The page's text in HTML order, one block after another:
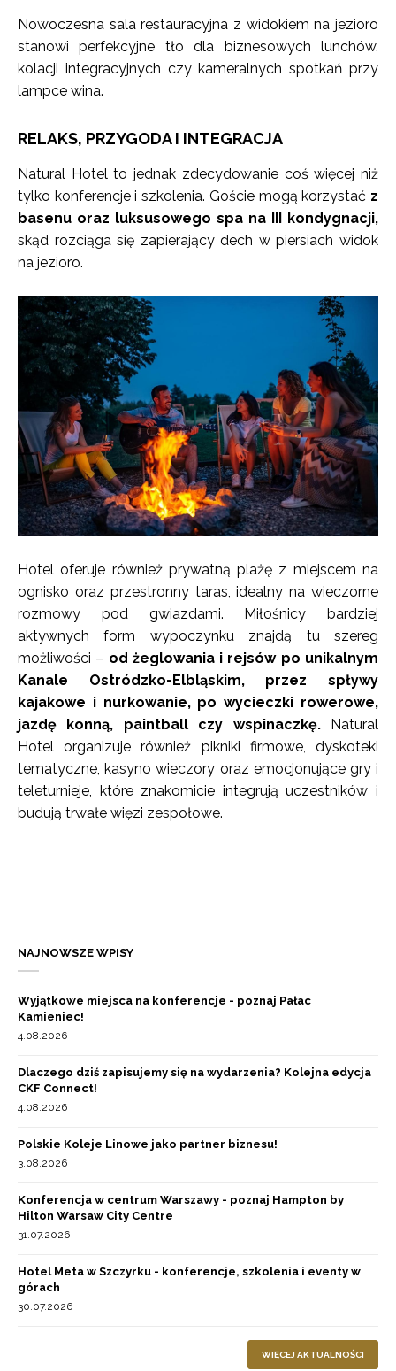
Nowoczesna sala restauracyjna z widokiem na jezioro
stanowi perfekcyjne tło dla biznesowych lunchów,
kolacji integracyjnych czy kameralnych spotkań przy
lampce wina.
RELAKS, PRZYGODA I INTEGRACJA
Natural Hotel to jednak zdecydowanie coś więcej niż
tylko konferencje i szkolenia. Goście mogą korzystać z
basenu oraz luksusowego spa na III kondygnacji,
skąd rozciąga się zapierający dech w piersiach widok
na jezioro.
Hotel oferuje również prywatną plażę z miejscem na
ognisko oraz przestronny taras, idealny na wieczorne
rozmowy pod gwiazdami. Miłośnicy bardziej
aktywnych form wypoczynku znajdą tu szereg
możliwości – od żeglowania i rejsów po unikalnym
Kanale Ostródzko-Elbląskim, przez spływy
kajakowe i nurkowanie, po wycieczki rowerowe,
jazdę konną, paintball czy wspinaczkę.Natural
Hotel organizuje również pikniki firmowe, dyskoteki
tematyczne, kasyno wieczory oraz emocjonujące gry i
teleturnieje, które znakomicie integrują uczestników i
budują trwałe więzi zespołowe.
NAJNOWSZE WPISY
Wyjątkowe miejsca na konferencje - poznaj Pałac
Kamieniec!
4.08.2026
Dlaczego dziś zapisujemy się na wydarzenia? Kolejna edycja
CKF Connect!
4.08.2026
Polskie Koleje Linowe jako partner biznesu!
3.08.2026
Konferencja w centrum Warszawy - poznaj Hampton by
Hilton Warsaw City Centre
31.07.2026
Hotel Meta w Szczyrku - konferencje, szkolenia i eventy w
górach
30.07.2026
WIĘCEJ AKTUALNOŚCI